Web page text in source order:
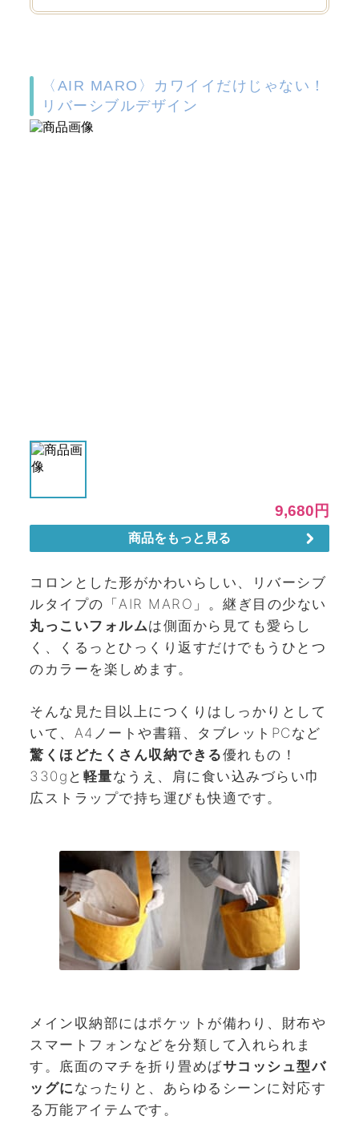
〈AIR MARO〉カワイイだけじゃない！
リバーシブルデザイン
コロンとした形がかわいらしい、リバーシブ
ルタイプの「AIR MARO」。継ぎ目の少ない
丸っこいフォルムは側面から見ても愛らし
く、くるっとひっくり返すだけでもうひとつ
のカラーを楽しめます。
そんな見た目以上につくりはしっかりとして
いて、A4ノートや書籍、タブレットPCなど
驚くほどたくさん収納できる優れもの！
330gと 軽量なうえ、肩に食い込みづらい巾
広ストラップで持ち運びも快適です。
メイン収納部にはポケットが備わり、財布や
スマートフォンなどを分類して入れられま
す。底面のマチを折り畳めばサコッシュ型バ
ッグに なったりと、あらゆるシーンに対応す
る万能アイテムです。